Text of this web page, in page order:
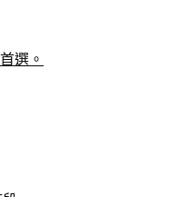
選。